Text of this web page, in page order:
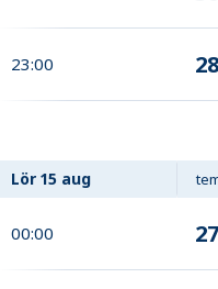
23:00
Lör 15 aug
00:00